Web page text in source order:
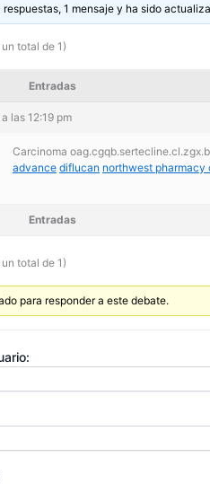
1 mensaje y ha sido
total de 1)
Entradas
las 12:19 pm
Carcinoma
advance diflucan northwest pharmacy
Entradas
total de 1)
para responder a este debate.